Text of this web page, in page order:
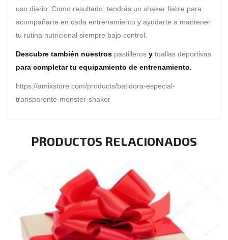
uso diario. Como resultado, tendrás un shaker fiable para
acompañarte en cada entrenamiento y ayudarte a mantener
tu rutina nutricional siempre bajo control.
Descubre también nuestros pastilleros y toallas deportivas
para completar tu equipamiento de entrenamiento.
https://amixstore.com/products/batidora-especial-
transparente-monster-shaker
PRODUCTOS RELACIONADOS